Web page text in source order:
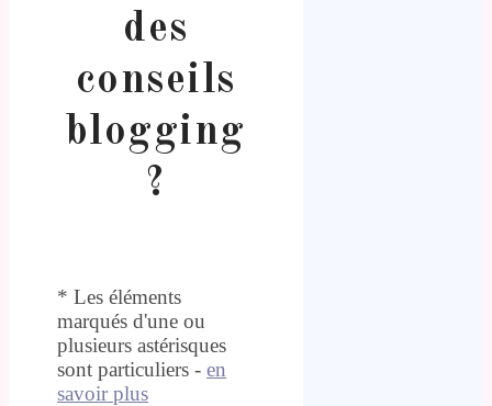
des
conseils
blogging
?
* Les éléments
marqués d'une ou
plusieurs astérisques
sont particuliers - en
savoir plus